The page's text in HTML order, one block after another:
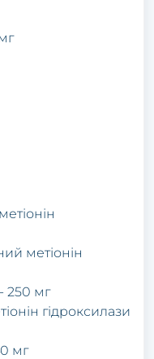
метіонін
- 250 мг
гідроксилази
мг